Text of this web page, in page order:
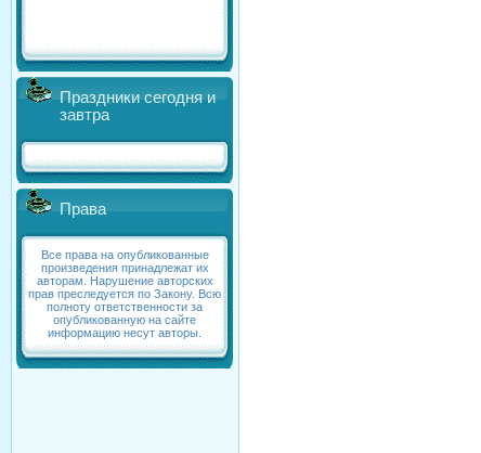
Праздники сегодня и
завтра
Права
Все права на опубликованные
произведения принадлежат их
авторам. Нарушение авторских
прав преследуется по Закону. Всю
полноту ответственности за
опубликованную на сайте
информацию несут авторы.